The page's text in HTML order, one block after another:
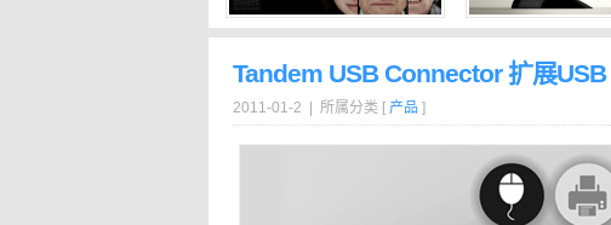
Tandem USB Connector 扩展USB
2011-01-2 | 所属分类 [ 产品 ]